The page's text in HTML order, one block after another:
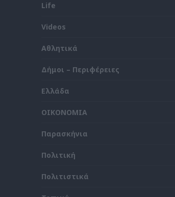
Life
Videos
Αθλητικά
Δήμοι – Περιφέρειες
Ελλάδα
ΟΙΚΟΝΟΜΙΑ
Παρασκήνια
Πολιτική
Πολιτιστικά